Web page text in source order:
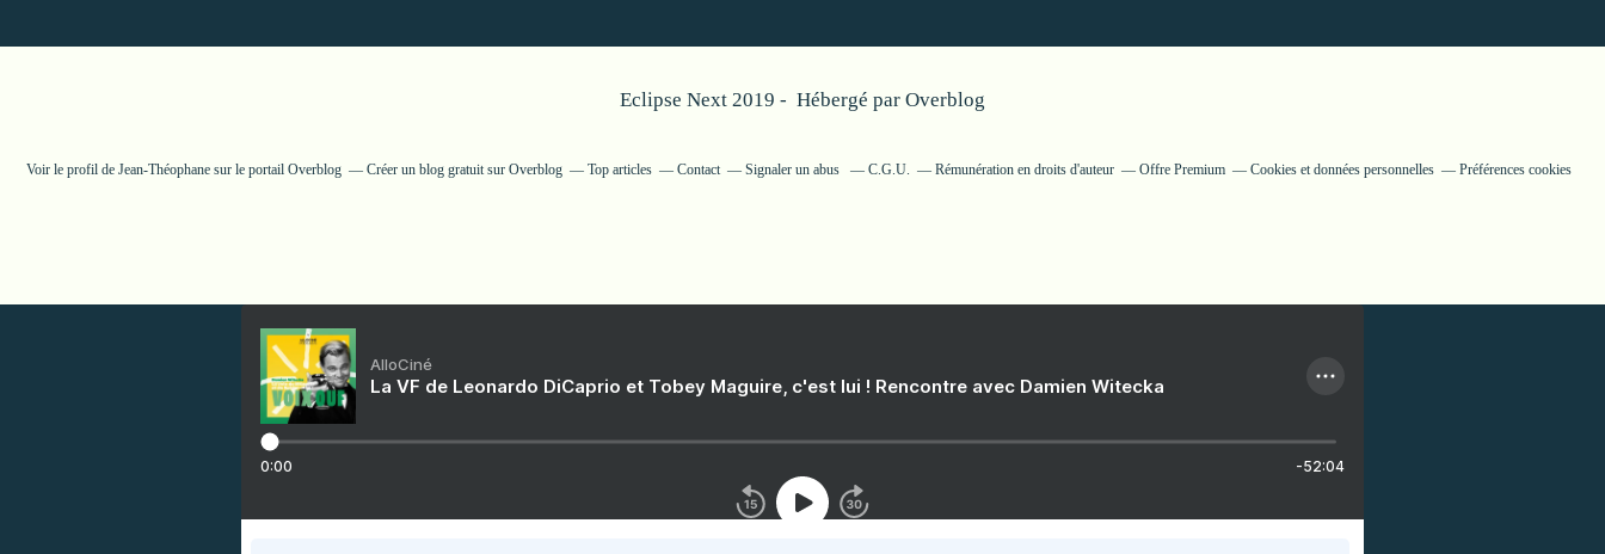
Eclipse Next 2019 - Hébergé par Overblog
Voir le profil de Jean-Théophane sur le portail Overblog Créer un blog gratuit sur Overblog Top articles Contact Signaler un abus C.G.U. Rémunération en droits d'auteur Offre Premium Cookies et données personnelles Préférences cookies
AlloCiné
La VF de Leonardo DiCaprio et Tobey Maguire, c'est lui ! Rencontre avec Damien Witecka
0:00 -52:04